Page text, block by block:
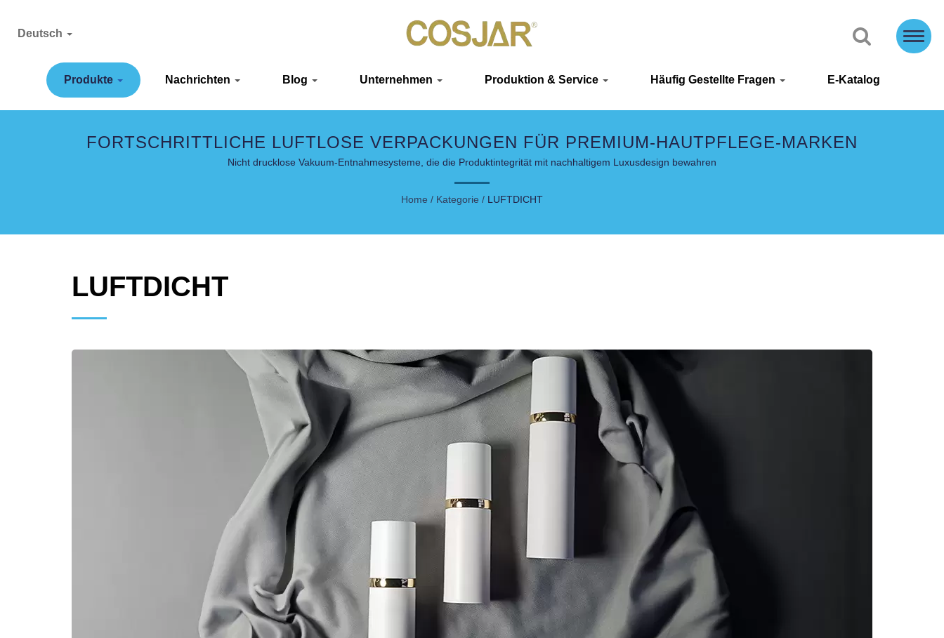
Produkte Nachrichten Blog Unternehmen Produktion & Service Häufig Gestellte Fragen E-Katalog
Deutsch
FORTSCHRITTLICHE LUFTLOSE VERPACKUNGEN FÜR PREMIUM-HAUTPFLEGE-MARKEN
Nicht drucklose Vakuum-Entnahmesysteme, die die Produktintegrität mit nachhaltigem Luxusdesign bewahren
Home / Kategorie / LUFTDICHT
LUFTDICHT